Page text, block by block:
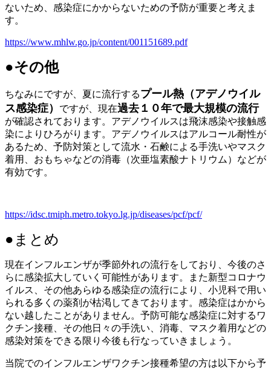
ないため、感染症にかからないための予防が重要と考えま
す。
https://www.mhlw.go.jp/content/001151689.pdf
●その他
ちなみにですが、夏に流行するプール熱（アデノウイル
ス感染症）
ですが、現在過去１０年で最大規模の流行
が確認されております。アデノウイルスは飛沫感染や接触感
染によりひろがります。アデノウイルスはアルコール耐性が
あるため、予防対策として流水・石鹸による手洗いやマスク
着用、おもちゃなどの消毒（次亜塩素酸ナトリウム）などが
有効です。
https://idsc.tmiph.metro.tokyo.lg.jp/diseases/pcf/pcf/
●まとめ
現在インフルエンザが季節外れの流行をしており、今後のさ
らに感染拡大していく可能性があります。また新型コロナウ
イルス、その他あらゆる感染症の流行により、小児科で用い
られる多くの薬剤が枯渇してきております。感染症はかから
ない越したことがありません。予防可能な感染症に対するワ
クチン接種、その他日々の手洗い、消毒、マスク着用などの
感染対策をできる限り今後も行なっていきましょう。
当院でのインフルエンザワクチン接種希望の方は以下から予